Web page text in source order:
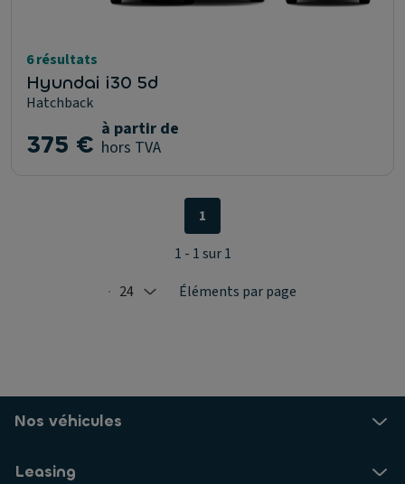
6 résultats
Hyundai i30 5d
Hatchback
375 € à partir de
hors TVA
Selected: 24
24 Éléments par page
1
1 - 1 sur 1
Nos véhicules
Leasing